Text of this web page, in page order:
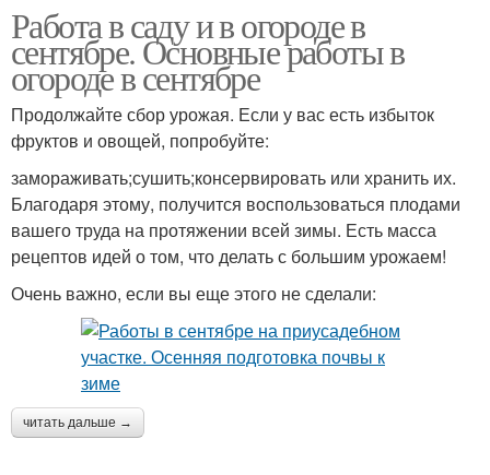
Работа в саду и в огороде в
сентябре. Основные работы в
огороде в сентябре
Продолжайте сбор урожая. Если у вас есть избыток
фруктов и овощей, попробуйте:
замораживать;сушить;консервировать или хранить их.
Благодаря этому, получится воспользоваться плодами
вашего труда на протяжении всей зимы. Есть масса
рецептов идей о том, что делать с большим урожаем!
Очень важно, если вы еще этого не сделали:
читать дальше →